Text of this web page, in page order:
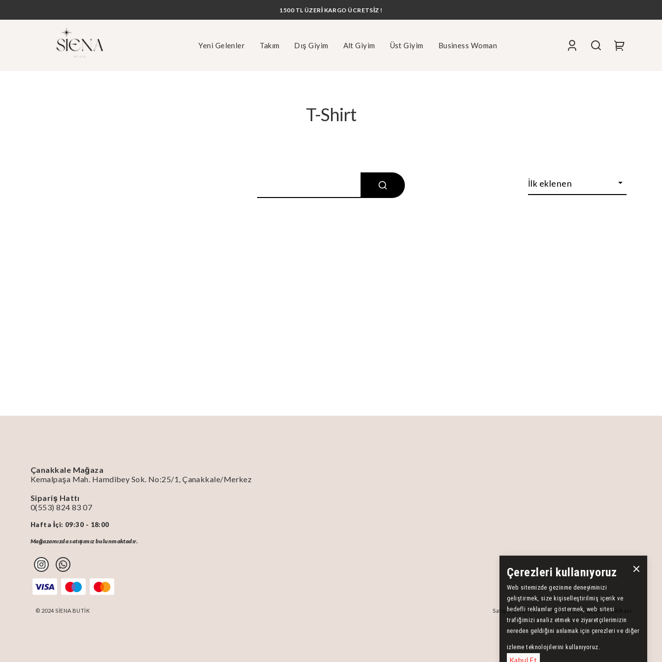
1500 TL ÜZERİ KARGO ÜCRETSİZ !
Yeni Gelenler Takım Dış Giyim Alt Giyim Üst Giyim Business Woman
Çerezleri kullanıyoruz
Web sitemizde gezinme deneyiminizi
geliştirmek, size kişiselleştirilmiş içerik ve
hedefli reklamlar göstermek, web sitesi
trafiğimizi analiz etmek ve ziyaretçilerimizin
nereden geldiğini anlamak için çerezleri ve diğer
izleme teknolojilerini kullanıyoruz.
Kabul Et
T-Shirt
Çanakkale Mağaza
Kemalpaşa Mah. Hamdibey Sok. No:25/1, Çanakkale/Merkez
Sipariş Hattı
0(553) 824 83 07
Hafta İçi: 09:30 - 18:00
Mağazamızda satışımız bulunmaktadır.
© 2024 SİENA BUTİK Satış Sözleşmesi İade Politikası Gizlilik Politikası